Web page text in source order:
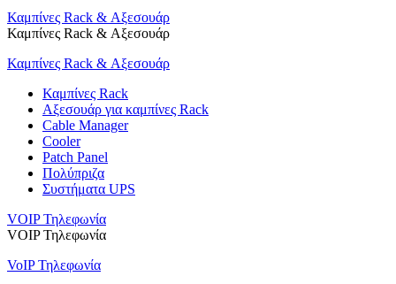
Καμπίνες Rack & Αξεσουάρ
Καμπίνες Rack & Αξεσουάρ
Καμπίνες Rack & Αξεσουάρ
Καμπίνες Rack
Αξεσουάρ για καμπίνες Rack
Cable Manager
Cooler
Patch Panel
Πολύπριζα
Συστήματα UPS
VOIP Τηλεφωνία
VOIP Τηλεφωνία
VoIP Τηλεφωνία